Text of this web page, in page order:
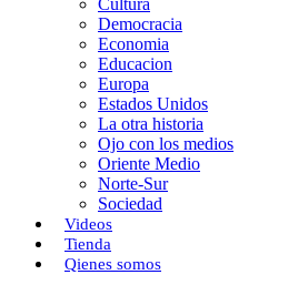
Cultura
Democracia
Economia
Educacion
Europa
Estados Unidos
La otra historia
Ojo con los medios
Oriente Medio
Norte-Sur
Sociedad
Videos
Tienda
Qienes somos